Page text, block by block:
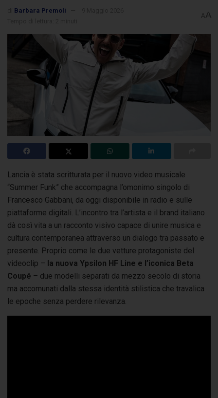
Barbara Premoli
AA
Lancia è stata scritturata per il nuovo video musicale
“Summer Funk” che accompagna l’omonimo singolo di
Francesco Gabbani, da oggi disponibile in radio e sulle
piattaforme digitali. L’incontro tra l’artista e il brand italiano
dà così vita a un racconto visivo capace di unire musica e
cultura contemporanea attraverso un dialogo tra passato e
presente. Proprio come le due vetture protagoniste del
videoclip – la nuova Ypsilon HF Line e l’iconica Beta
Coupé – due modelli separati da mezzo secolo di storia
ma accomunati dalla stessa identità stilistica che travalica
le epoche senza perdere rilevanza.